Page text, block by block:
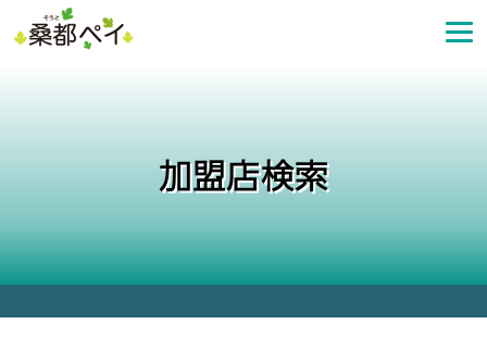
ン
プ
加盟店検索